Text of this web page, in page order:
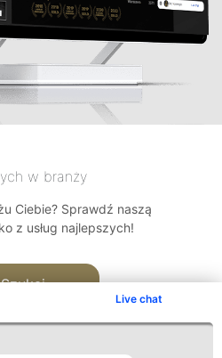
Live chat
w branży
Ciebie? Sprawdź naszą
z usług najlepszych!
Szukaj